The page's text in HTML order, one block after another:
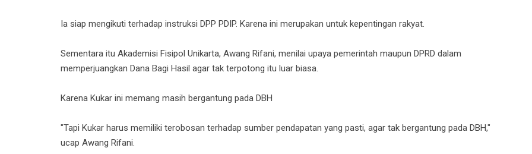
Ia siap mengikuti terhadap instruksi DPP PDIP. Karena ini merupakan untuk kepentingan rakyat.
Sementara itu Akademisi Fisipol Unikarta, Awang Rifani, menilai upaya pemerintah maupun DPRD dalam
memperjuangkan Dana Bagi Hasil agar tak terpotong itu luar biasa.
Karena Kukar ini memang masih bergantung pada DBH
"Tapi Kukar harus memiliki terobosan terhadap sumber pendapatan yang pasti, agar tak bergantung pada DBH,"
ucap Awang Rifani.